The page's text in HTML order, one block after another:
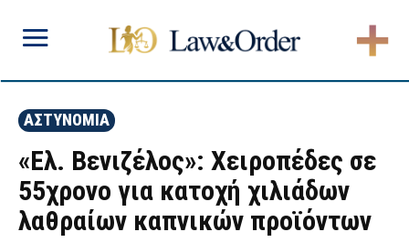
ΑΣΤΥΝΟΜΙΑ
«Ελ. Βενιζέλος»: Χειροπέδες σε
55χρονο για κατοχή χιλιάδων
λαθραίων καπνικών προϊόντων